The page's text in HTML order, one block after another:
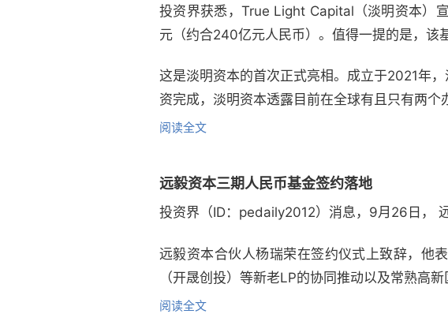
投资界获悉，True Light Capital（淡明资本）
元（约合240亿元人民币）。值得一提的是，该
这是淡明资本的首次正式亮相。成立于2021年
资完成，淡明资本透露目前在全球有且只有两
阅读全文
远毅资本三期人民币基金签约落地
投资界（ID：pedaily2012）消息，9月26日，
远毅资本合伙人杨瑞荣在签约仪式上致辞，他
（开晟创投）等新老LP的协同推动以及常熟高
阅读全文